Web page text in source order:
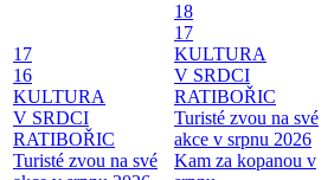
17
16
KULTURA
V SRDCI
RATIBOŘIC
Turisté zvou na své
18
17
KULTURA
V SRDCI
RATIBOŘIC
Turisté zvou na své
akce v srpnu 2026
Kam za kopanou v